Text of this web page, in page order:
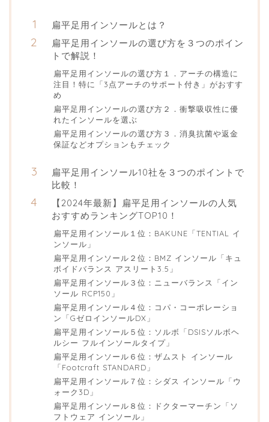
扁平足用インソールとは？
扁平足用インソールの選び方を３つのポイン
トで解説！
扁平足用インソールの選び方１．アーチの構造に
注目！特に「3点アーチのサポート付き」がおすす
め
扁平足用インソールの選び方２．衝撃吸収性に優
れたインソールを選ぶ
扁平足用インソールの選び方３．消臭抗菌や返金
保証などオプションもチェック
扁平足用インソール10社を３つのポイントで
比較！
【2024年最新】扁平足用インソールの人気
おすすめランキングTOP10！
扁平足用インソール１位：BAKUNE「TENTIAL イ
ンソール」
扁平足用インソール２位：BMZ インソール「キュ
ボイドバランス アスリート3.5」
扁平足用インソール３位：ニューバランス「イン
ソール RCP150」
扁平足用インソール４位：コパ・コーポレーショ
ン「GゼロインソールDX」
扁平足用インソール５位：ソルボ「DSISソルボヘ
ルシー フルインソールタイプ」
扁平足用インソール６位：ザムスト インソール
「Footcraft STANDARD」
扁平足用インソール７位：シダス インソール「ウ
ォーク3D」
扁平足用インソール８位：ドクターマーチン「ソ
フトウェア インソール」